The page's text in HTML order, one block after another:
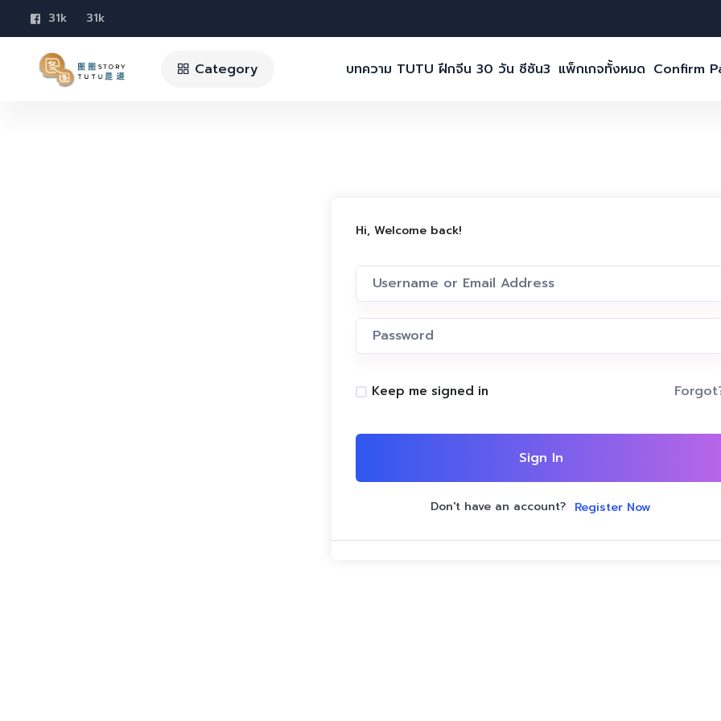
31k 31k
Category บทความ TUTU ฝึกจีน 30 วัน ซีซัน3 แพ็กเกจทั้งหมด Confirm
Hi, Welcome back!
Keep me signed in
Sign In
Don't have an account? Register Now